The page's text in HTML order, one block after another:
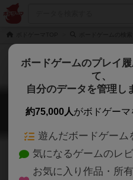
ビッグ・
The
ボードゲームのプレイ
て、
自分のデータを管理し
約75,000人がボドゲーマ
遊んだボードゲーム
気になるゲームのレ
お気に入り作品・所